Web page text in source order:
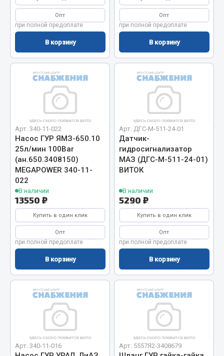
Соединительные элементы
Camozzi
Адаптеры и переходники
Трубки, муфты, гайки
Угольники
Фитинги
Штуцеры
Весь раздел
Инструмент
Автомобильный инструмент
Измерительный инструмент
Крепежный инструмент
Режущий инструмент
Силовое оборудование
Слесарный инструмент
Столярный инструмент
Показать ещё
Опт
при полной предоплате
В корзину
Опт
при полной предоплате
В корзину
Арт. 340-11-022
Насос ГУР ЯМЗ-650.10
25л/мин 100Bar
(ан.650.3408150)
MEGAPOWER 340-11-
022
В наличии
13550 ₽
Купить в один клик
Опт
при полной предоплате
В корзину
Арт. ДГС-М-511-24-01
Датчик-
гидросигнализатор
МАЗ (ДГС-М-511-24-01)
ВИТОК
В наличии
5290 ₽
Купить в один клик
Опт
при полной предоплате
В корзину
Арт. 340-11-016 Арт. 5557Я2-3408679